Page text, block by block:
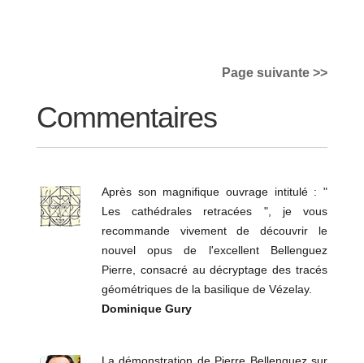
Page suivante >>
Commentaires
Après son magnifique ouvrage intitulé : "
Les cathédrales retracées ", je vous
recommande vivement de découvrir le
nouvel opus de l'excellent Bellenguez
Pierre, consacré au décryptage des tracés
géométriques de la basilique de Vézelay.
Dominique Gury
La démonstration de Pierre Bellenguez sur